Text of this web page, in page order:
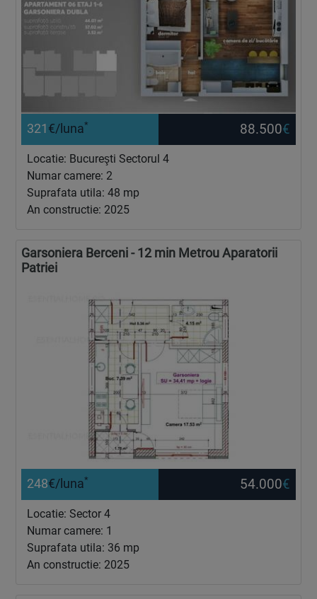
321 €/luna* 88.500€
Locatie: Bucureşti Sectorul 4
Numar camere: 2
Suprafata utila: 48 mp
An constructie: 2025
Garsoniera Berceni - 12 min Metrou Aparatorii
Patriei
248€/luna* 54.000€
Locatie: Sector 4
Numar camere: 1
Suprafata utila: 36 mp
An constructie: 2025